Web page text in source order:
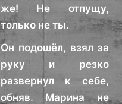
же! Не отпущу,
только не ты.
Он подошёл, взял за
руку и резко
развернул к себе,
обняв. Марина не